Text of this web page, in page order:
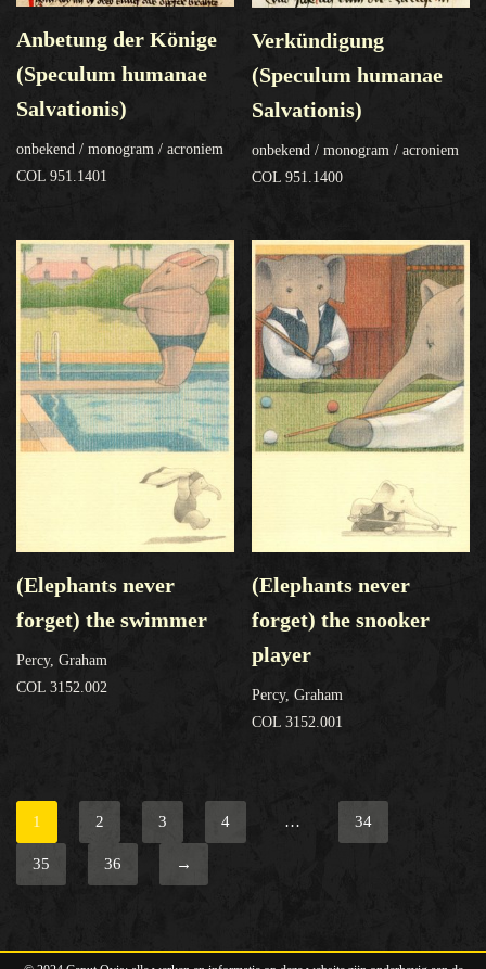
Anbetung der Könige
(Speculum humanae
Salvationis)
onbekend / monogram / acroniem
COL 951.1401
Verkündigung
(Speculum humanae
Salvationis)
onbekend / monogram / acroniem
COL 951.1400
(Elephants never
forget) the swimmer
Percy, Graham
COL 3152.002
(Elephants never
forget) the snooker
player
Percy, Graham
COL 3152.001
1 2 3 4 … 34
35 36 →